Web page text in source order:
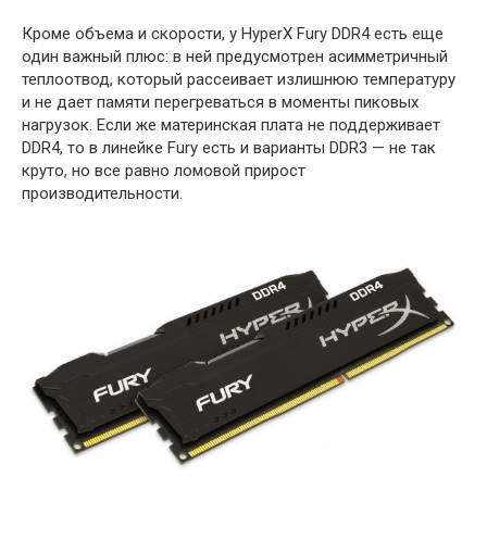
Кроме объема и скорости, у HyperX Fury DDR4 есть еще
один важный плюс: в ней предусмотрен асимметричный
теплоотвод, который рассеивает излишнюю температуру
и не дает памяти перегреваться в моменты пиковых
нагрузок. Если же материнская плата не поддерживает
DDR4, то в линейке Fury есть и варианты DDR3 — не так
круто, но все равно ломовой прирост
производительности.